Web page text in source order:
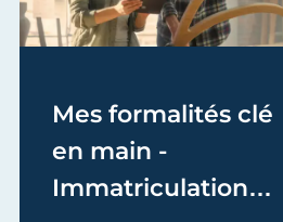
Mes formalités clé
en main -
Immatriculation